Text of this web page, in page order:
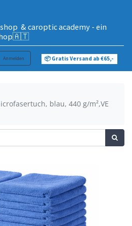
& caroptic academy - ein
Anmelden 📦 Gratis Versand ab €65,-
blau, 440 g/m²,VE